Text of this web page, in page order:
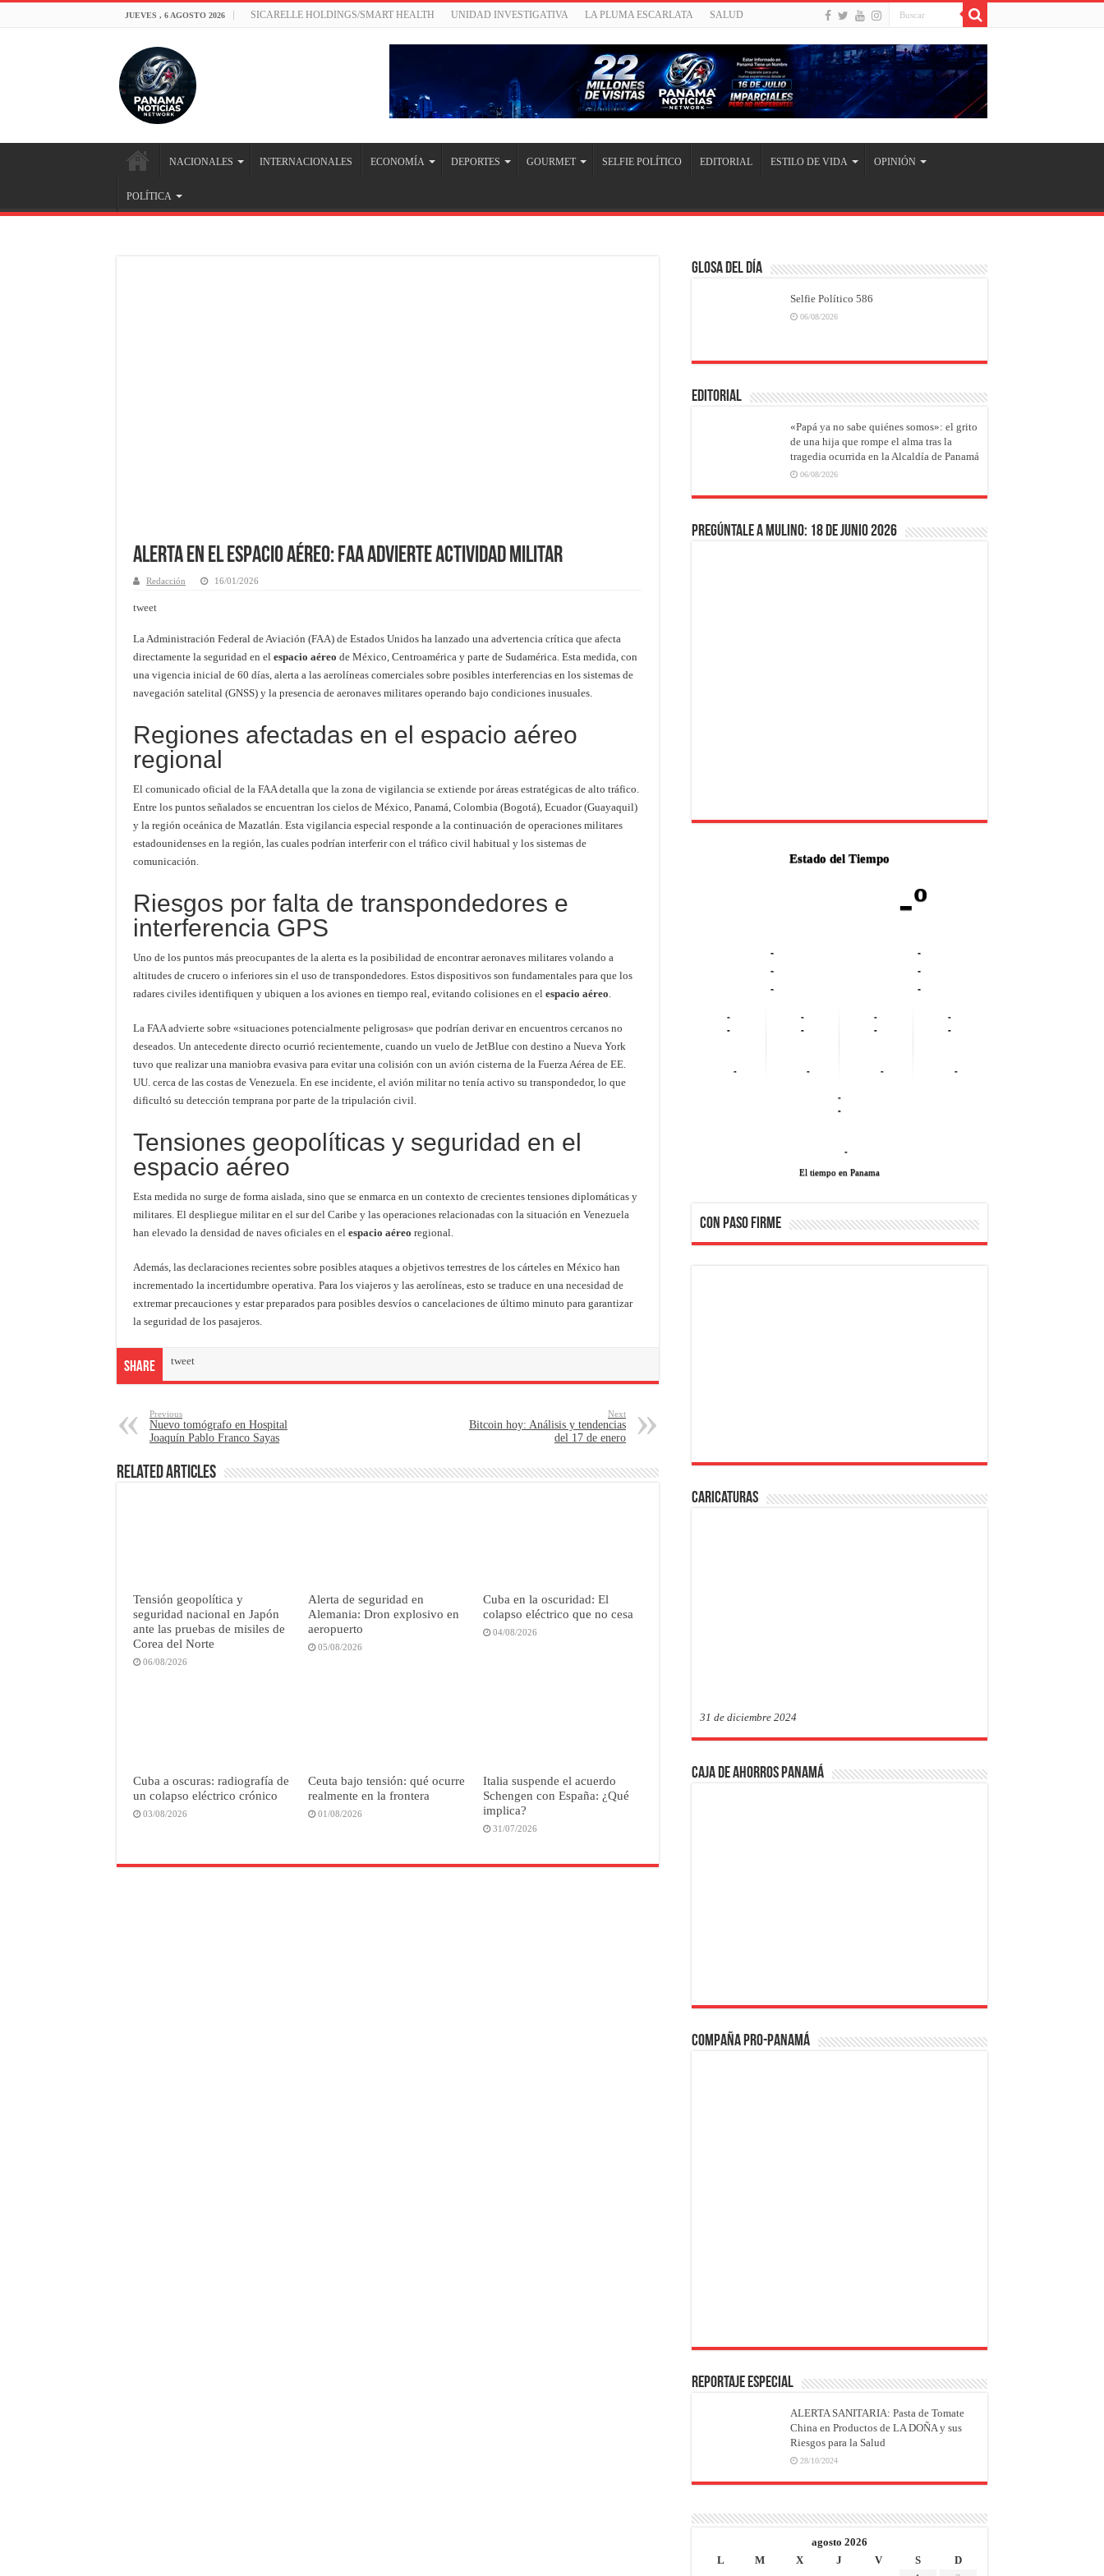
JUEVES , 6 AGOSTO 2026 SICARELLE HOLDINGS/SMART HEALTH UNIDAD INVESTIGATIVA LA PLUMA ESCARLATA SALUD
NACIONALES INTERNACIONALES ECONOMÍA DEPORTES GOURMET SELFIE POLÍTICO EDITORIAL ESTILO DE VIDA OPINIÓN
POLÍTICA
Alerta en el espacio aéreo: FAA advierte actividad militar
Redacción 16/01/2026
tweet
La Administración Federal de Aviación (FAA) de Estados Unidos ha lanzado una advertencia crítica que afecta
directamente la seguridad en el espacio aéreo de México, Centroamérica y parte de Sudamérica. Esta medida, con
una vigencia inicial de 60 días, alerta a las aerolíneas comerciales sobre posibles interferencias en los sistemas de
navegación satelital (GNSS) y la presencia de aeronaves militares operando bajo condiciones inusuales.
Regiones afectadas en el espacio aéreo
regional
El comunicado oficial de la FAA detalla que la zona de vigilancia se extiende por áreas estratégicas de alto tráfico.
Entre los puntos señalados se encuentran los cielos de México, Panamá, Colombia (Bogotá), Ecuador (Guayaquil)
y la región oceánica de Mazatlán. Esta vigilancia especial responde a la continuación de operaciones militares
estadounidenses en la región, las cuales podrían interferir con el tráfico civil habitual y los sistemas de
comunicación.
Riesgos por falta de transpondedores e
interferencia GPS
Uno de los puntos más preocupantes de la alerta es la posibilidad de encontrar aeronaves militares volando a
altitudes de crucero o inferiores sin el uso de transpondedores. Estos dispositivos son fundamentales para que los
radares civiles identifiquen y ubiquen a los aviones en tiempo real, evitando colisiones en el espacio aéreo
La FAA advierte sobre «situaciones potencialmente peligrosas» que podrían derivar en encuentros cercanos no
deseados. Un antecedente directo ocurrió recientemente, cuando un vuelo de JetBlue con destino a Nueva York
tuvo que realizar una maniobra evasiva para evitar una colisión con un avión cisterna de la Fuerza Aérea de EE.
UU. cerca de las costas de Venezuela. En ese incidente, el avión militar no tenía activo su transpondedor, lo que
dificultó su detección temprana por parte de la tripulación civil.
Tensiones geopolíticas y seguridad en el
espacio aéreo
Esta medida no surge de forma aislada, sino que se enmarca en un contexto de crecientes tensiones diplomáticas y
militares. El despliegue militar en el sur del Caribe y las operaciones relacionadas con la situación en Venezuela
han elevado la densidad de naves oficiales en el espacio aéreo regional.
Además, las declaraciones recientes sobre posibles ataques a objetivos terrestres de los cárteles en México han
incrementado la incertidumbre operativa. Para los viajeros y las aerolíneas, esto se traduce en una necesidad de
extremar precauciones y estar preparados para posibles desvíos o cancelaciones de último minuto para garantizar
la seguridad de los pasajeros.
Share tweet
Previous
Nuevo tomógrafo en Hospital
Joaquín Pablo Franco Sayas
Next
Bitcoin hoy: Análisis y tendencias
del 17 de enero
Related Articles
Tensión geopolítica y
seguridad nacional en Japón
ante las pruebas de misiles de
Corea del Norte
06/08/2026
Alerta de seguridad en
Alemania: Dron explosivo en
aeropuerto
05/08/2026
Cuba en la oscuridad: El
colapso eléctrico que no cesa
04/08/2026
Cuba a oscuras: radiografía de
un colapso eléctrico crónico
03/08/2026
Ceuta bajo tensión: qué ocurre
realmente en la frontera
01/08/2026
Italia suspende el acuerdo
Schengen con España: ¿Qué
implica?
31/07/2026
Glosa del Día
Selfie Político 586
06/08/2026
EDITORIAL
«Papá ya no sabe quiénes somos»: el grito
de una hija que rompe el alma tras la
tragedia ocurrida en la Alcaldía de Panamá
06/08/2026
Pregúntale a Mulino: 18 de junio 2026
Estado del Tiempo
-º
-
-
-
-
-
-
-
-
-
-
-
-
-
-
-
-
-
-
-
-
-
El tiempo en Panama
CON PASO FIRME
Caricaturas
31 de diciembre 2024
Caja de Ahorros Panamá
Compaña PRO-Panamá
REPORTAJE ESPECIAL
ALERTA SANITARIA: Pasta de Tomate
China en Productos de LA DOÑA y sus
Riesgos para la Salud
28/10/2024
agosto 2026
L
M X J V S
D